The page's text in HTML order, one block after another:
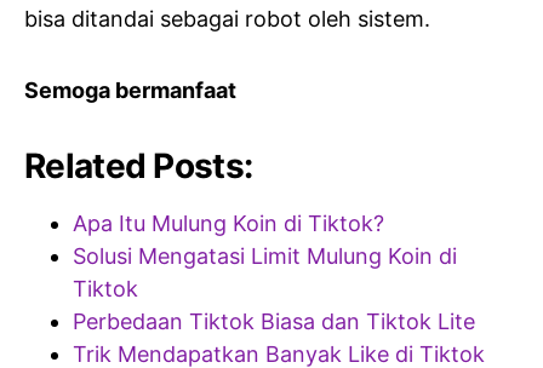
bisa ditandai sebagai robot oleh sistem.
Semoga bermanfaat
Related Posts:
Apa Itu Mulung Koin di Tiktok?
Solusi Mengatasi Limit Mulung Koin di
Tiktok
Perbedaan Tiktok Biasa dan Tiktok Lite
Trik Mendapatkan Banyak Like di Tiktok